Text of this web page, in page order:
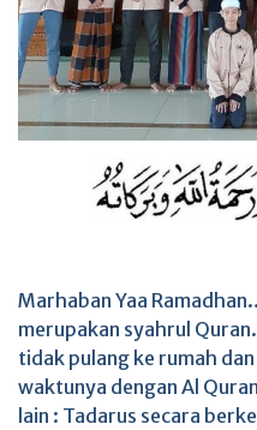
Marhaban Yaa
merupakan syahrul
tidak pulang ke rumah
waktunya dengan Al
lain : Tadarus secara